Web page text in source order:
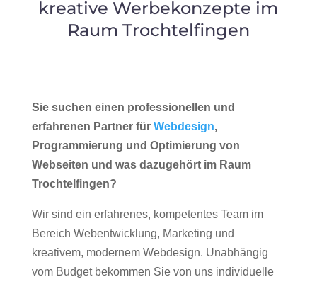
kreative Werbekonzepte im
Raum Trochtelfingen
Sie suchen einen professionellen und
erfahrenen Partner für Webdesign,
Programmierung und Optimierung von
Webseiten und was dazugehört im Raum
Trochtelfingen?
Wir sind ein erfahrenes, kompetentes Team im
Bereich Webentwicklung, Marketing und
kreativem, modernem Webdesign. Unabhängig
vom Budget bekommen Sie von uns individuelle